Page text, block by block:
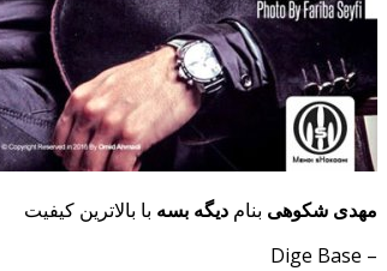
مهدی شکوهی بنام دیگه بسه با بالاترین کیفیت
– Dige Base